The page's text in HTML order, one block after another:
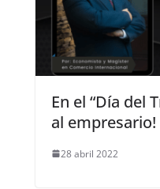
En el “Día del
al empresario!
28 abril 2022